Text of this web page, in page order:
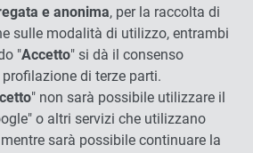
e anonima, per la raccolta di
sulle modalità di utilizzo, entrambi
"Accetto" si dà il consenso
di terze parti.
" non sarà possibile utilizzare il
o altri servizi che utilizzano
sarà possibile continuare la